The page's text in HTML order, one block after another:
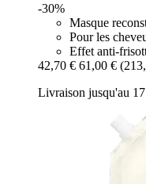
-30%
Masque
Pour les
Effet anti-
42,70 € 61,00 €
Livraison jusqu'au